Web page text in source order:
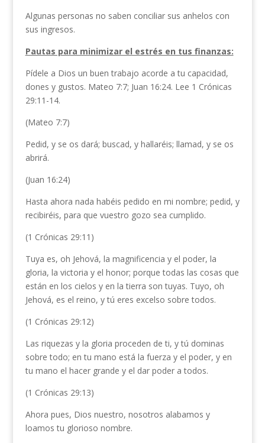
Algunas personas no saben conciliar sus anhelos con
sus ingresos.
Pautas para minimizar el estrés en tus finanzas:
Pídele a Dios un buen trabajo acorde a tu capacidad,
dones y gustos. Mateo 7:7; Juan 16:24. Lee 1 Crónicas
29:11-14.
(Mateo 7:7)
Pedid, y se os dará; buscad, y hallaréis; llamad, y se os
abrirá.
(Juan 16:24)
Hasta ahora nada habéis pedido en mi nombre; pedid, y
recibiréis, para que vuestro gozo sea cumplido.
(1 Crónicas 29:11)
Tuya es, oh Jehová, la magnificencia y el poder, la
gloria, la victoria y el honor; porque todas las cosas que
están en los cielos y en la tierra son tuyas. Tuyo, oh
Jehová, es el reino, y tú eres excelso sobre todos.
(1 Crónicas 29:12)
Las riquezas y la gloria proceden de ti, y tú dominas
sobre todo; en tu mano está la fuerza y el poder, y en
tu mano el hacer grande y el dar poder a todos.
(1 Crónicas 29:13)
Ahora pues, Dios nuestro, nosotros alabamos y
loamos tu glorioso nombre.